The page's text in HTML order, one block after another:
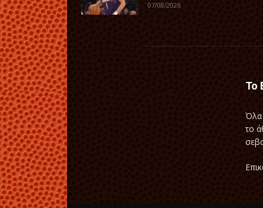
07/08/2026
Το
Όλα
το